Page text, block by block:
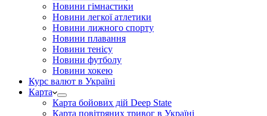
Новини гімнастики
Новини легкої атлетики
Новини лижного спорту
Новини плавання
Новини тенісу
Новини футболу
Новини хокею
Курс валют в Україні
Карта
Карта бойових дій Deep State
Карта повітряних тривог в Україні